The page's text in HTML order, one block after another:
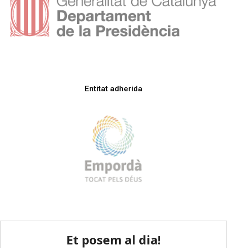
Entitat adherida